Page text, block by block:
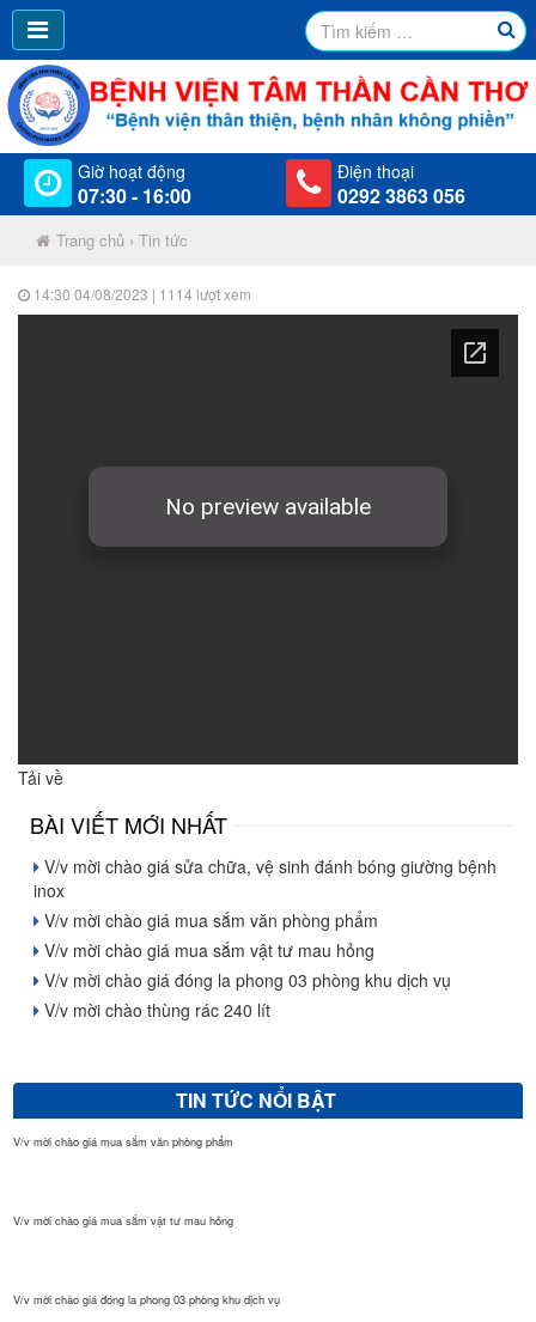
Giờ hoạt động
07:30 - 16:00
Điện thoại
0292 3863 056
Trang chủ › Tin tức
14:30 04/08/2023 | 1114 lượt xem
Tải về
BÀI VIẾT MỚI NHẤT
V/v mời chào giá sửa chữa, vệ sinh đánh bóng giường bệnh
inox
V/v mời chào giá mua sắm văn phòng phẩm
V/v mời chào giá mua sắm vật tư mau hỏng
V/v mời chào giá đóng la phong 03 phòng khu dịch vụ
V/v mời chào thùng rác 240 lít
TIN TỨC NỔI BẬT
V/v mời chào giá mua sắm văn phòng phẩm
V/v mời chào giá mua sắm vật tư mau hỏng
V/v mời chào giá đóng la phong 03 phòng khu dịch vụ